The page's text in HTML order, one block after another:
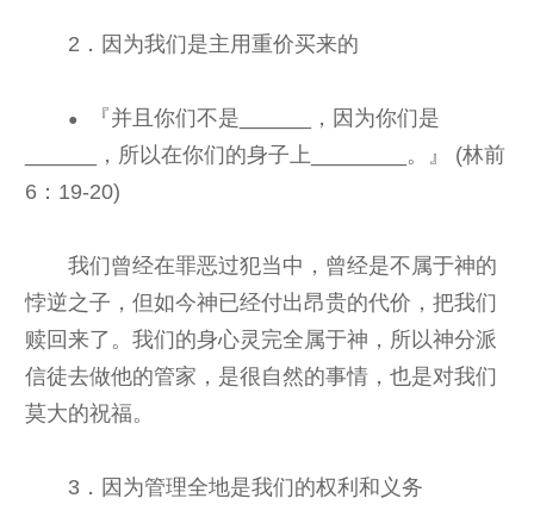
2．因为我们是主用重价买来的
●
『并且你们不是______，因为你们是
______，所以在你们的身子上________。』 (林前
6：19-20)
我们曾经在罪恶过犯当中，曾经是不属于神的
悖逆之子，但如今神已经付出昂贵的代价，把我们
赎回来了。我们的身心灵完全属于神，所以神分派
信徒去做他的管家，是很自然的事情，也是对我们
莫大的祝福。
3．因为管理全地是我们的权利和义务